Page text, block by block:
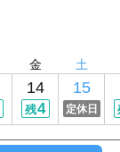
金
14
残4
土
15
定休日